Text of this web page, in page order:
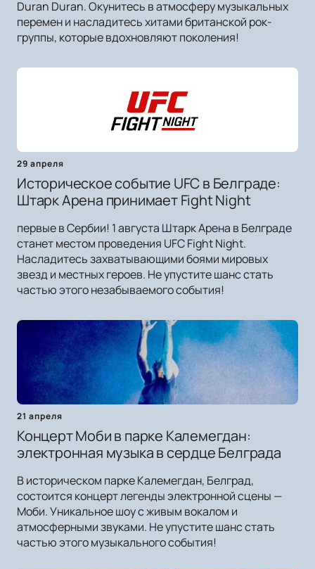
Duran Duran. Окунитесь в атмосферу музыкальных
перемен и насладитесь хитами британской рок-
группы, которые вдохновляют поколения!
29 апреля
Историческое событие UFC в Белграде:
Штарк Арена принимает Fight Night
первые в Сербии! 1 августа Штарк Арена в Белграде
станет местом проведения UFC Fight Night.
Насладитесь захватывающими боями мировых
звезд и местных героев. Не упустите шанс стать
частью этого незабываемого события!
21 апреля
Концерт Моби в парке Калемегдан:
электронная музыка в сердце Белграда
В историческом парке Калемегдан, Белград,
состоится концерт легенды электронной сцены —
Моби. Уникальное шоу с живым вокалом и
атмосферными звуками. Не упустите шанс стать
частью этого музыкального события!